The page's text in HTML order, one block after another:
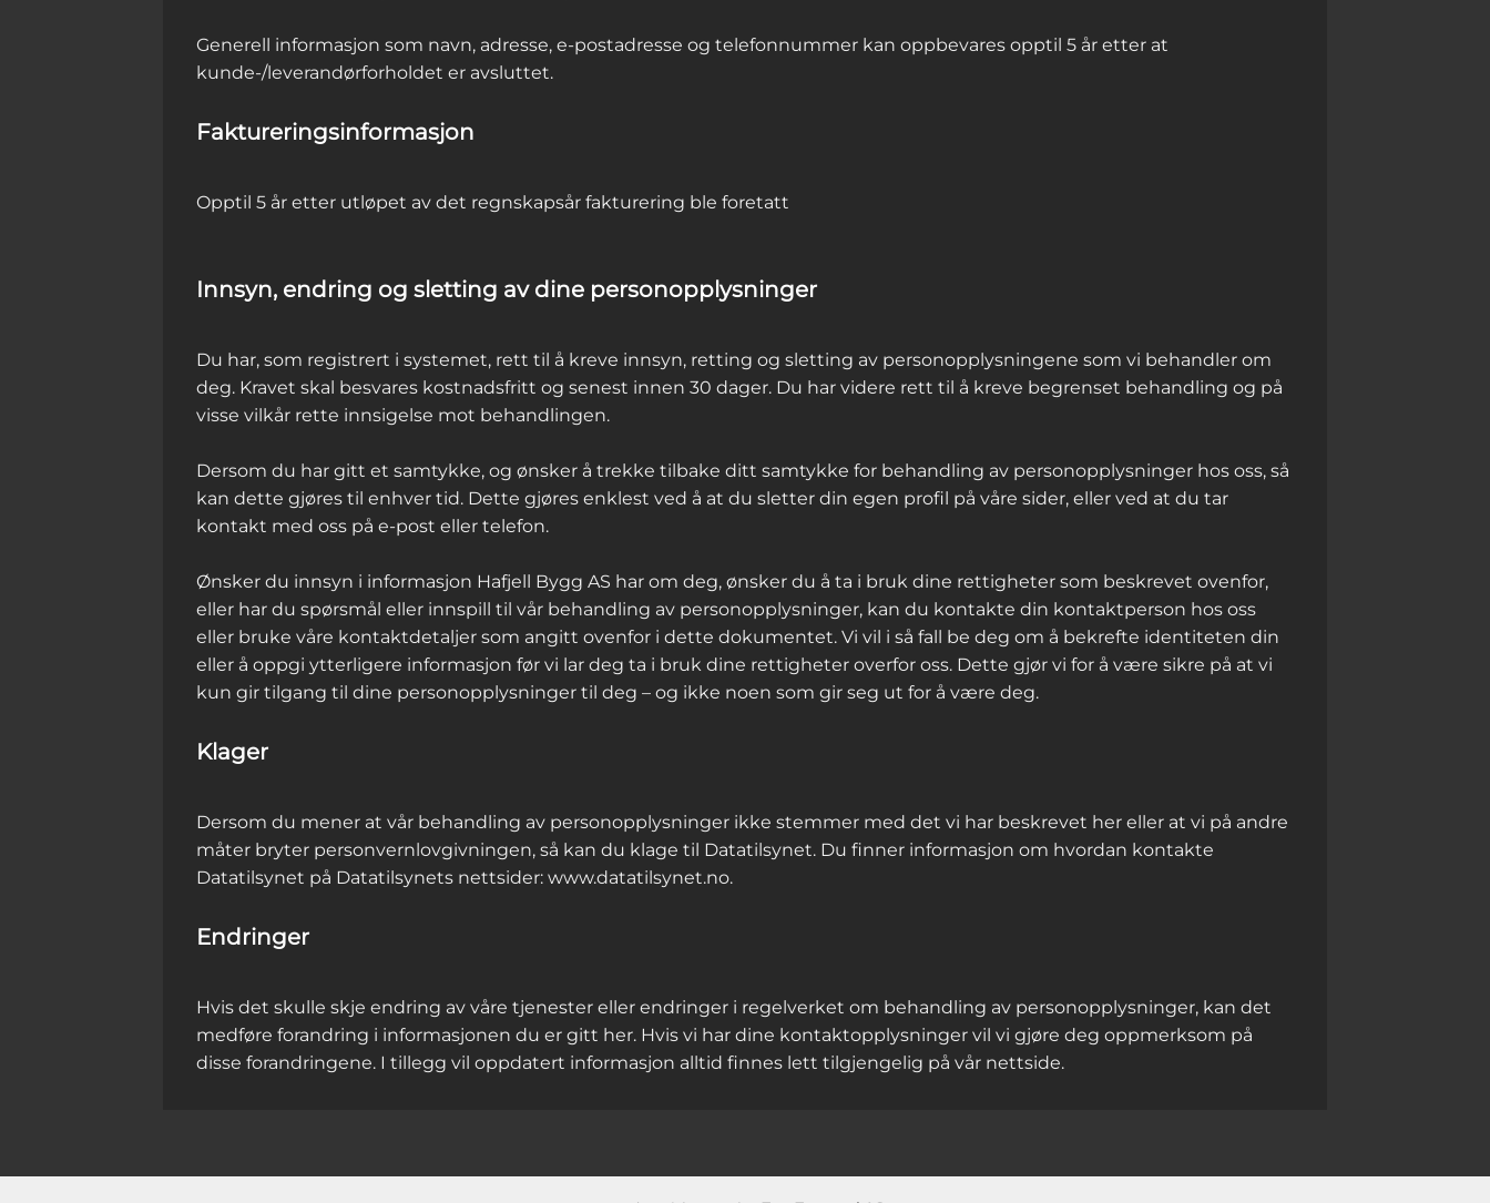
Generell informasjon som navn, adresse, e-postadresse og telefonnummer kan oppbevares opptil 5 år etter at
kunde-/leverandørforholdet er avsluttet.
Faktureringsinformasjon
Opptil 5 år etter utløpet av det regnskapsår fakturering ble foretatt
Innsyn, endring og sletting av dine personopplysninger
Du har, som registrert i systemet, rett til å kreve innsyn, retting og sletting av personopplysningene som vi behandler om
deg. Kravet skal besvares kostnadsfritt og senest innen 30 dager. Du har videre rett til å kreve begrenset behandling og på
visse vilkår rette innsigelse mot behandlingen.
Dersom du har gitt et samtykke, og ønsker å trekke tilbake ditt samtykke for behandling av personopplysninger hos oss, så
kan dette gjøres til enhver tid. Dette gjøres enklest ved å at du sletter din egen profil på våre sider, eller ved at du tar
kontakt med oss på e-post eller telefon.
Ønsker du innsyn i informasjon Hafjell Bygg AS har om deg, ønsker du å ta i bruk dine rettigheter som beskrevet ovenfor,
eller har du spørsmål eller innspill til vår behandling av personopplysninger, kan du kontakte din kontaktperson hos oss
eller bruke våre kontaktdetaljer som angitt ovenfor i dette dokumentet. Vi vil i så fall be deg om å bekrefte identiteten din
eller å oppgi ytterligere informasjon før vi lar deg ta i bruk dine rettigheter overfor oss. Dette gjør vi for å være sikre på at vi
kun gir tilgang til dine personopplysninger til deg – og ikke noen som gir seg ut for å være deg.
Klager
Dersom du mener at vår behandling av personopplysninger ikke stemmer med det vi har beskrevet her eller at vi på andre
måter bryter personvernlovgivningen, så kan du klage til Datatilsynet. Du finner informasjon om hvordan kontakte
Datatilsynet på Datatilsynets nettsider: www.datatilsynet.no.
Endringer
Hvis det skulle skje endring av våre tjenester eller endringer i regelverket om behandling av personopplysninger, kan det
medføre forandring i informasjonen du er gitt her. Hvis vi har dine kontaktopplysninger vil vi gjøre deg oppmerksom på
disse forandringene. I tillegg vil oppdatert informasjon alltid finnes lett tilgjengelig på vår nettside.